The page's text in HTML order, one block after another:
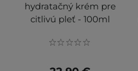
hydratačný krém pre
citlivú pleť - 100ml